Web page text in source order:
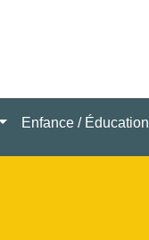
Enfance / Éducation